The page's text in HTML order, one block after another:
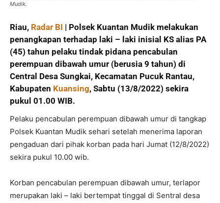
Mudik.
Riau, Radar BI | Polsek Kuantan Mudik melakukan
penangkapan terhadap laki – laki inisial KS alias PA
(45) tahun pelaku tindak pidana pencabulan
perempuan dibawah umur (berusia 9 tahun) di
Central Desa Sungkai, Kecamatan Pucuk Rantau,
Kabupaten Kuansing, Sabtu (13/8/2022) sekira
pukul 01.00 WIB.
Pelaku pencabulan perempuan dibawah umur di tangkap
Polsek Kuantan Mudik sehari setelah menerima laporan
pengaduan dari pihak korban pada hari Jumat (12/8/2022)
sekira pukul 10.00 wib.
Korban pencabulan perempuan dibawah umur, terlapor
merupakan laki – laki bertempat tinggal di Sentral desa